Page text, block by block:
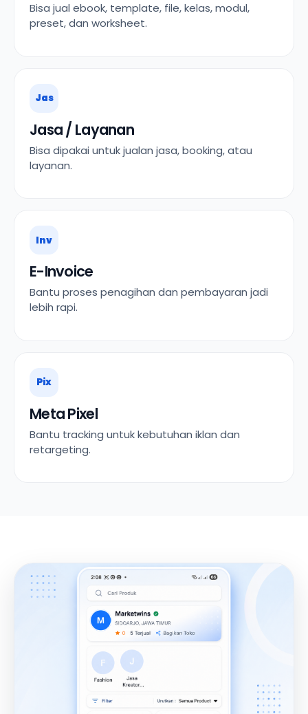
Bisa jual ebook, template, file, kelas, modul,
preset, dan worksheet.
Jas
Jasa / Layanan
Bisa dipakai untuk jualan jasa, booking, atau
layanan.
Inv
E-Invoice
Bantu proses penagihan dan pembayaran jadi
lebih rapi.
Pix
Meta Pixel
Bantu tracking untuk kebutuhan iklan dan
retargeting.